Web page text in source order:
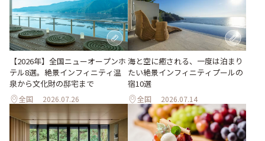
【2026年】全国ニューオープンホ
テル8選。絶景インフィニティ温
泉から文化財の邸宅まで
全国 2026.07.26
海と空に癒される、一度は泊まり
たい絶景インフィニティプールの
宿10選
全国 2026.07.14